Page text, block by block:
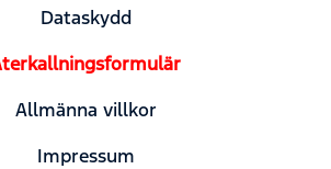
Dataskydd
Allmänna villkor
Impressum